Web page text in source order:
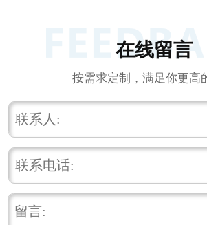
在线留言
按需求定制，满足你更高